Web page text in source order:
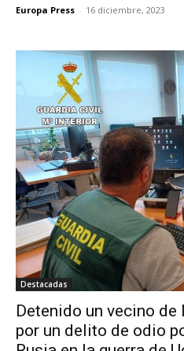
Europa Press - 16 diciembre, 2023
Destacadas
Detenido un vecino
por un delito de odio